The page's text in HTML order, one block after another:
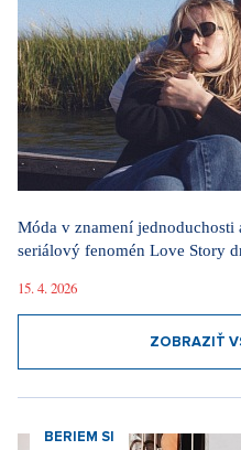
Móda v znamení
seriálový fenomén Love Story
15. 4. 2026
ZOBRAZIŤ
BERIEM SI